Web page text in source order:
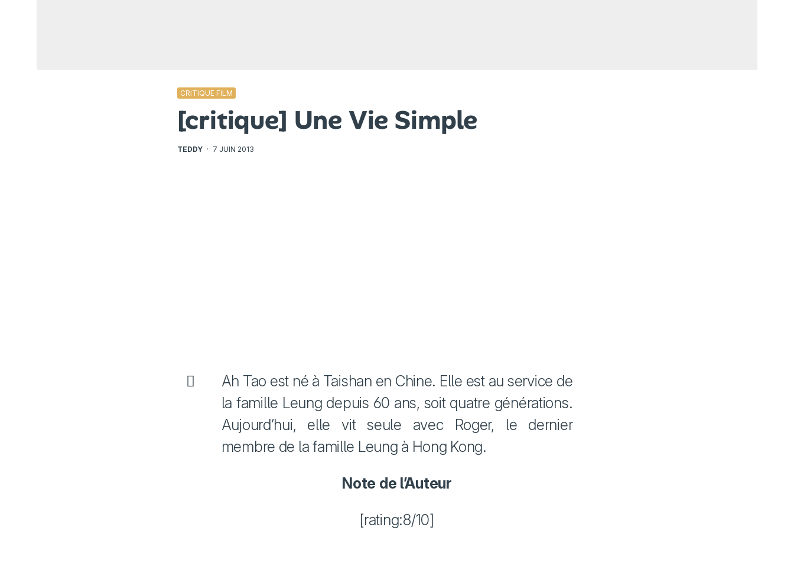
CRITIQUE FILM
[critique] Une Vie Simple
TEDDY · 7 JUIN 2013
Ah Tao est né à Taishan en Chine. Elle est au service de
la famille Leung depuis 60 ans, soit quatre générations.
Aujourd’hui, elle vit seule avec Roger, le dernier
membre de la famille Leung à Hong Kong.
Note de l’Auteur
[rating:8/10]